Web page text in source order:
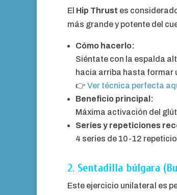
El Hip Thrust es
más grande y potente del
Cómo hacerlo:
Siéntate con la espalda
hacia arriba hasta formar
👉 Ver técnica perfecta
Beneficio principal:
Máxima activación del
Series y repeticiones
4 series de 10-12
2. Sentadilla búlgara
Este ejercicio unilateral es